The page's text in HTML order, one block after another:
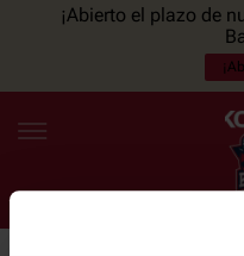
¡Abierto el plazo de